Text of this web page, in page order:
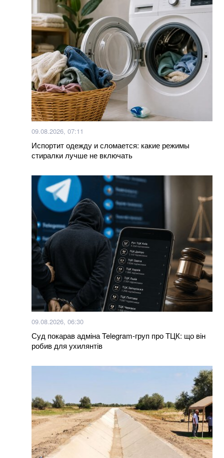
Федоров заявил о главных недостатках
мобилизации и рассказал, какой видел реформу
Защитная пленка для смартфона больше не нужна:
почему и что вместо нее
Вкусный салат из пекинской капусты, яиц и свежих
Ученые неожиданно обнаружили, что мозг лжет о
том, что видят глаза: как это происходит
Как приготовить вкусную и красивую творожную
пасху? Просто добавьте один ингридиент
Мишина показала живот на зеркальном селфи-
снимке. Фото
Как можно использовать масло из рыбных
консервов. Лайфхак
Российские пропагандисты выдают Санкт-
Петербург за "восстановленный" Мариуполь
Маляр озвучила соотношение потерь Украины и
россии
Больше новостей
09.08.2026, 07:11
Испортит одежду и сломается: какие режимы
стиралки лучше не включать
09.08.2026, 06:30
Суд покарав адміна Telegram-груп про ТЦК: що він
робив для ухилянтів